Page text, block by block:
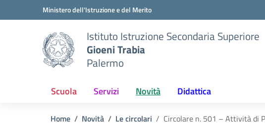
Vai ai contenuti
Vai al menu di navigazioneMinistero dell'Istruzione e del Merito
Istituto Istruzione Secondaria Superiore
Gioeni Trabia
Palermo
Scuola Servizi Novità Didattica
Home Novità Le circolari Circolare n. 501 – Attività di